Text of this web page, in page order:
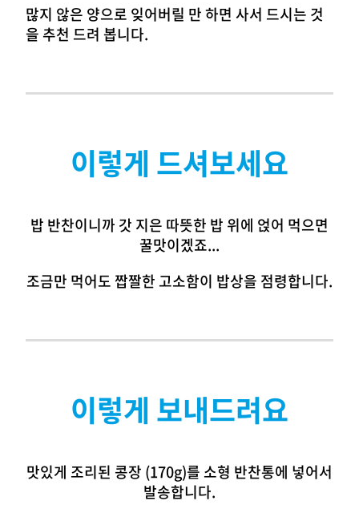
많지 않은 양으로 잊어버릴 만 하면 사서 드시는 것
을 추천 드려 봅니다.
이렇게 드셔보세요
밥 반찬이니까 갓 지은 따뜻한 밥 위에 얹어 먹으면
꿀맛이겠죠...
조금만 먹어도 짭짤한 고소함이 밥상을 점령합니다.
이렇게 보내드려요
맛있게 조리된 콩장 (170g)를 소형 반찬통에 넣어서
발송합니다.